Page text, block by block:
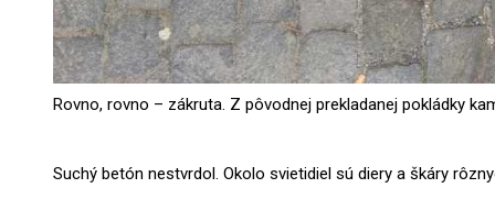
Rovno, rovno – zákruta. Z pôvodnej prekladanej pokládky
Suchý betón nestvrdol. Okolo svietidiel sú diery a škáry